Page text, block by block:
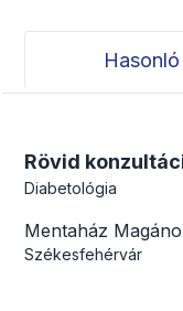
Rövid
Diabetológia
Mentaház
Székesfehérvár